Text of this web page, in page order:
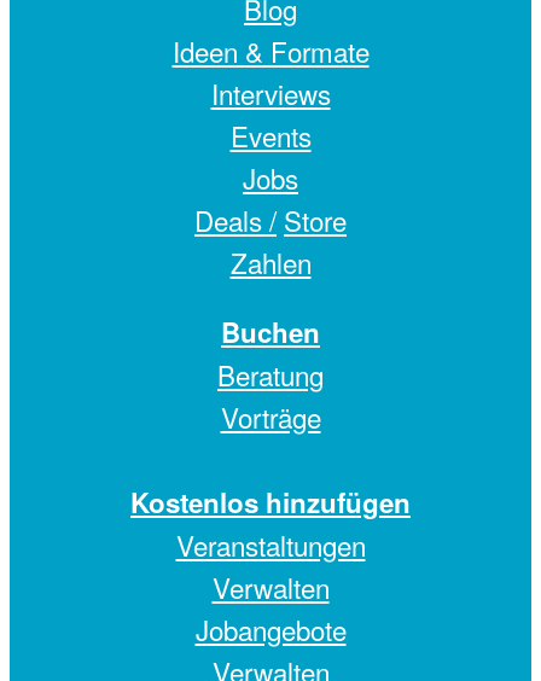
Blog
Ideen & Formate
Interviews
Events
Jobs
Deals / Store
Zahlen
Buchen
Beratung
Vorträge
Kostenlos hinzufügen
Veranstaltungen
Verwalten
Jobangebote
Verwalten